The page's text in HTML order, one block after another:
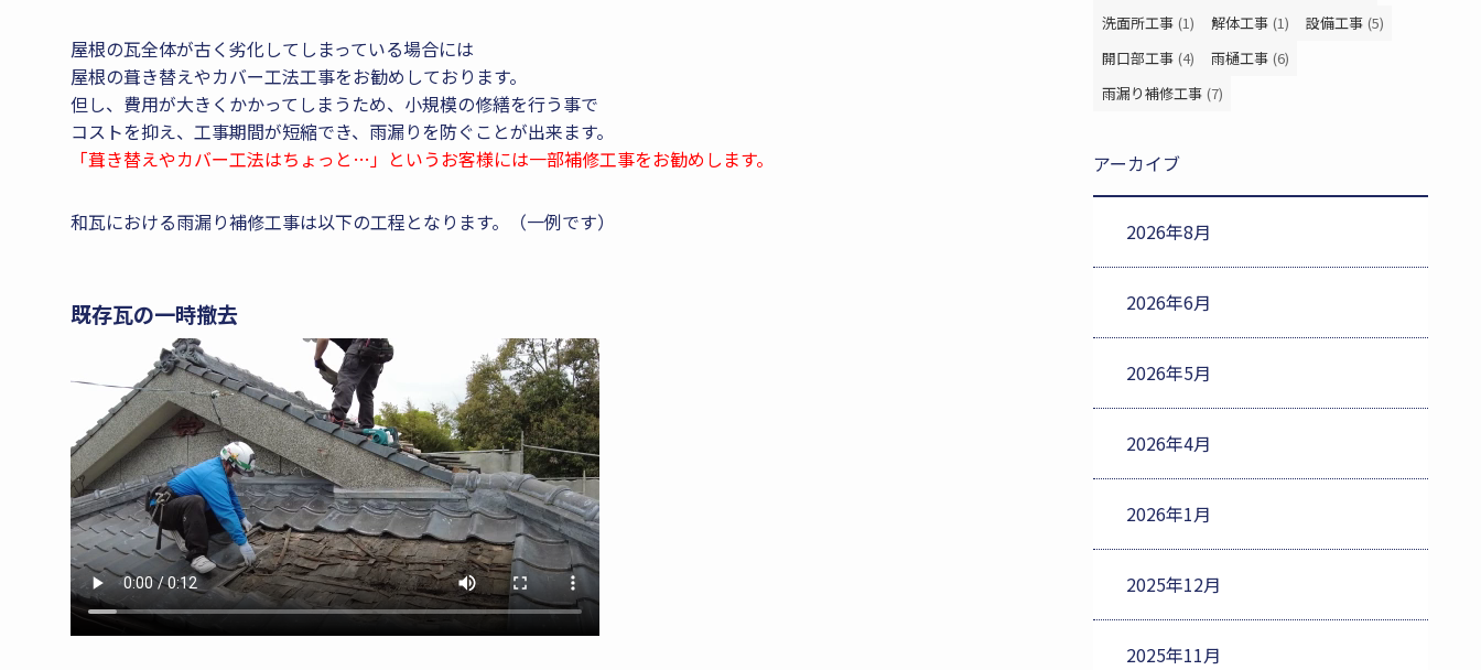
屋根の瓦全体が古く劣化してしまっている場合には
屋根の葺き替えやカバー工法工事をお勧めしております。
但し、費用が大きくかかってしまうため、小規模の修繕を行う事で
コストを抑え、工事期間が短縮でき、雨漏りを防ぐことが出来ます。
「葺き替えやカバー工法はちょっと…」というお客様には一部補修工事をお勧めします。
和瓦における雨漏り補修工事は以下の工程となります。（一例です）
既存瓦の一時撤去
洗面所工事 (1) 解体工事 (1) 設備工事 (5)
開口部工事 (4) 雨樋工事 (6)
雨漏り補修工事 (7)
アーカイブ
2026年8月
2026年6月
2026年5月
2026年4月
2026年1月
2025年12月
2025年11月